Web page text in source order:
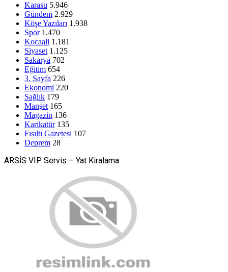
Karasu 5.946
Gündem 2.929
Köşe Yazıları 1.938
Spor 1.470
Kocaali 1.181
Siyaset 1.125
Sakarya 702
Eğitim 654
3. Sayfa 226
Ekonomi 220
Sağlık 179
Manşet 165
Magazin 136
Karikatür 135
Fısıltı Gazetesi 107
Deprem 28
ARSİS VIP Servis – Yat Kiralama